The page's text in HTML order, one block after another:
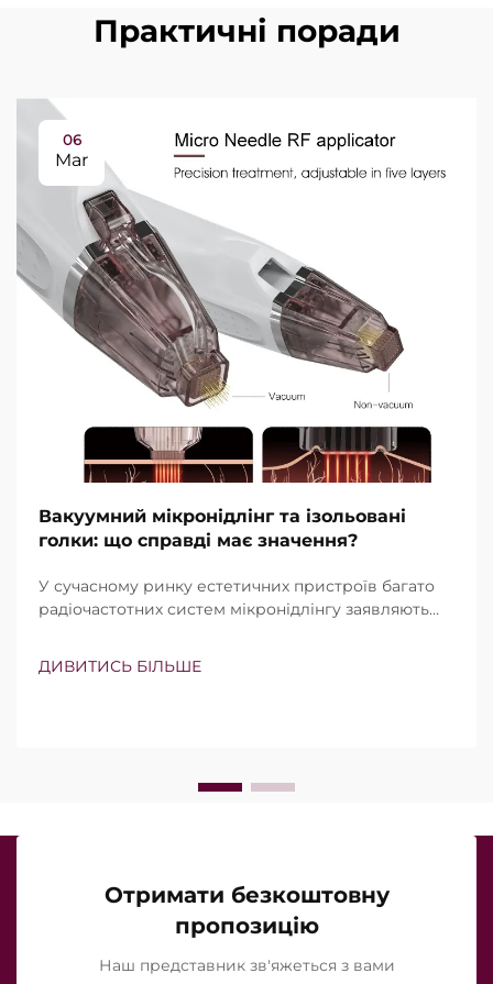
Практичні поради
06
Mar
Вакуумний мікронідлінг та ізольовані
голки: що справді має значення?
У сучасному ринку естетичних пристроїв багато
радіочастотних систем мікронідлінгу заявляють
в тому, чи існують ці функції, а в тому, наскільки
ДИВИТИСЬ БІЛЬШЕ
Отримати безкоштовну
пропозицію
Наш представник зв'яжеться з вами